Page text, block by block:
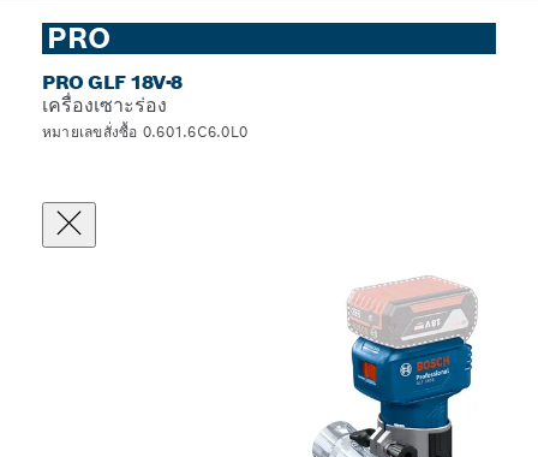
PRO
PRO GLF 18V-8
เครื่องเซาะร่อง
หมายเลขสั่งซื้อ 0.601.6C6.0L0